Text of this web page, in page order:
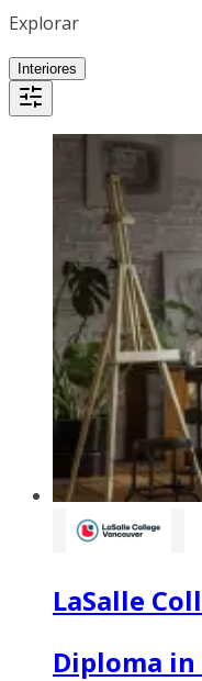
Explorar
Interiores
LaSalle
Diploma